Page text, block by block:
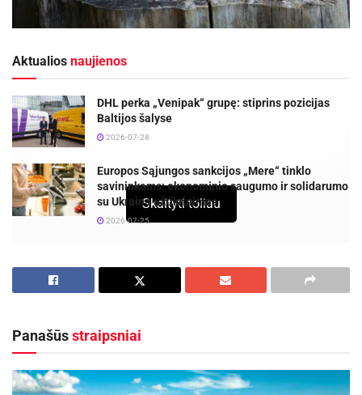
Aktualios naujienos
DHL perka „Venipak“ grupę: stiprins pozicijas
Baltijos šalyse
2026-07-28
Europos Sąjungos sankcijos „Mere“ tinklo
savininkams: ekonominio saugumo ir solidarumo
su Ukraina užtikrinimas
2026-07-25
Spalį – kovos su krūties vėžiu mėnesį –
„Husqvarna“ legendinius oranžinius pjūklus
Pirmą kartą ilgametėje veiklos istorijoje
„Husqvarna“ pristato neįprastos rožinės spalvos
Skaityti toliau
Panašūsstraipsniai